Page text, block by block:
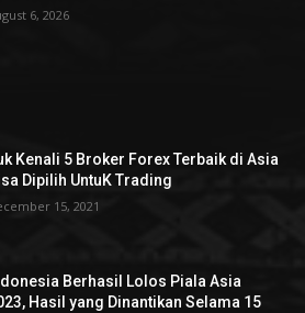
6, 2026
Kenali 5 Broker Forex Terbaik di Asia
Dipilih UntuK Trading
15, 2021
Berhasil Lolos Piala Asia
Hasil yang Dinantikan Selama 15